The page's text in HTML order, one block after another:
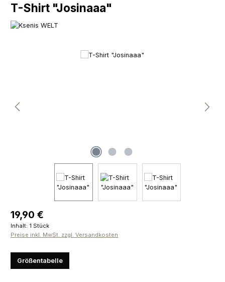
T-Shirt "Josinaaa"
Bildergalerie überspringen
Regulärer Preis:
19,90 €
Inhalt: 1 Stück
Preise inkl. MwSt. zzgl. Versandkosten
Größentabelle